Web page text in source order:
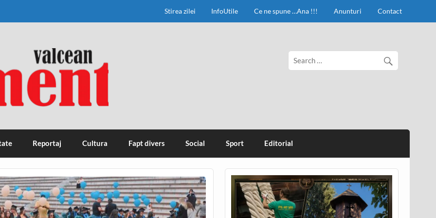
Stirea zilei InfoUtile Ce ne spune …Ana !!! Anunturi Contact
Reportaj Cultura Fapt divers Social Sport Editorial